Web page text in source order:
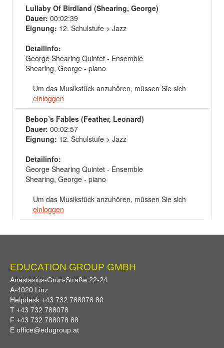
Lullaby Of Birdland (Shearing, George)
Dauer: 00:02:39
Eignung: 12. Schulstufe > Jazz
Detailinfo:
George Shearing Quintet - Ensemble
Shearing, George - piano
Um das Musikstück anzuhören, müssen Sie sich
einloggen
Bebop’s Fables (Feather, Leonard)
Dauer: 00:02:57
Eignung: 12. Schulstufe > Jazz
Detailinfo:
George Shearing Quintet - Ensemble
Shearing, George - piano
Um das Musikstück anzuhören, müssen Sie sich
einloggen
EDUCATION GROUP GMBH
Anastasius-Grün-Straße 22-24
A-4020 Linz
Helpdesk +43 732 788078 80
T +43 732 788078
F +43 732 788078 88
E office@edugroup.at